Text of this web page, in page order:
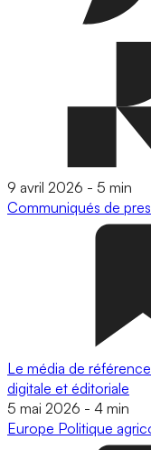
9 avril 2026 - 5 min
Communiqués de
Le média de
digitale et éditoriale
5 mai 2026 - 4 min
Europe Politique